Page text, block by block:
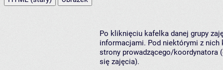
Po kliknięciu kafelka danej grupy
informacjami. Pod niektórymi z nich
strony prowadzącego/koordynatora
się zajęcia).